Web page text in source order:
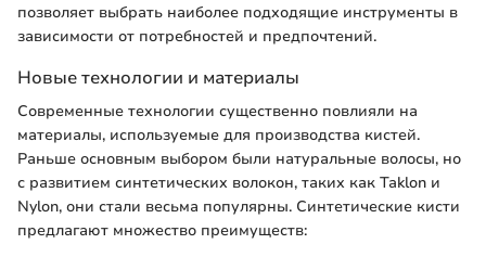
позволяет выбрать наиболее подходящие инструменты в
зависимости от потребностей и предпочтений.
Новые технологии и материалы
Современные технологии существенно повлияли на
материалы, используемые для производства кистей.
Раньше основным выбором были натуральные волосы, но
с развитием синтетических волокон, таких как Taklon и
Nylon, они стали весьма популярны. Синтетические кисти
предлагают множество преимуществ: